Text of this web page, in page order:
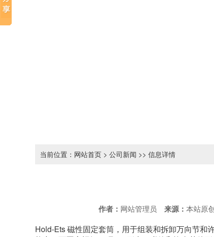
当前位置： 网站首页 > 公司新闻 >> 信息详情
作者： 网站管理员 来源： 本站原
Hold-Ets 磁性固定套筒，用于组装和拆卸万向节和